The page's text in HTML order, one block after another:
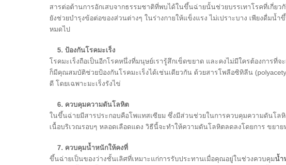
สารต่อต้านการอักเสบจากธรรมชาติที่พบได้ในขึ้นฉ่ายนั้นช่วยบรรเทาโรคที่เกี่ยว
ยังช่วยบำรุงข้อต่อของส่วนต่างๆ ในร่างกายให้แข็งแรง ไม่เปราะบาง เพียงดื่ม
หมดไป
5. ป้องกันโรคมะเร็ง
โรคมะเร็งถือเป็นอีกโรคหนึ่งที่มนุษย์เรารู้สึกเข็ดขยาด และคงไม่มีใครต้องการที่
ก็มีคุณสมบัติช่วยป้องกันโรคมะเร็งได้เช่นเดียวกัน ด้วยสารโพลีอซิทิลีน
ดี โดยเฉพาะมะเร็งรังไข่
6. ควบคุมความดันโลหิต
ในขึ้นฉ่ายมีสารประกอบคือโพแทสเซียม ซึ่งมีส่วนช่วยในการควบคุมความดันโล
เนื้อบริเวณรอบๆ หลอดเลือดแดง วิธีนี้จะทำให้ความดันโลหิตลดลงโดยการ ขยาย
7. ควบคุมน้ำหนักให้คงที่
ขึ้นฉ่ายเป็นของว่างชั้นเลิศที่เหมาะแก่การรับประทานเมื่อคุณอยู่ในช่วงควบคุมน้ำ